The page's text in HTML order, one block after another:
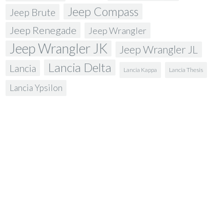
Jeep Brute Jeep Compass
Jeep Renegade Jeep Wrangler
Jeep Wrangler JK Jeep Wrangler JL
Lancia Lancia Delta Lancia Kappa Lancia Thesis
Lancia Ypsilon